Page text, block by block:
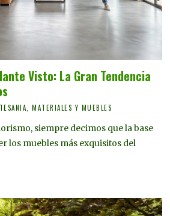
Visto: La Gran Tendencia
MATERIALES Y MUEBLES
siempre decimos que la base
los muebles más exquisitos del